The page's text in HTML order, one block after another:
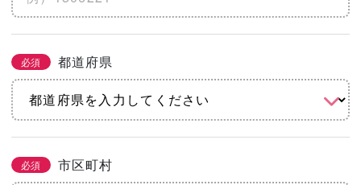
必須 都道府県
必須 市区町村